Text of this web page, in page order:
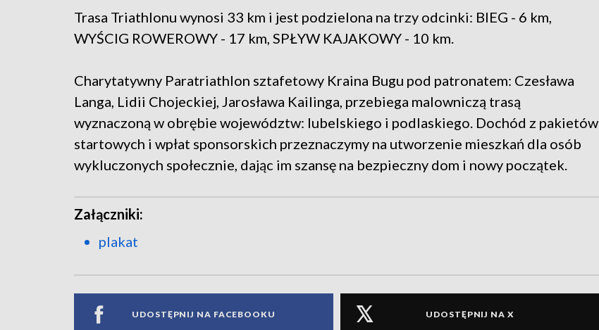
Trasa Triathlonu wynosi 33 km i jest podzielona na trzy odcinki: BIEG - 6 km,
WYŚCIG ROWEROWY - 17 km, SPŁYW KAJAKOWY - 10 km.
Charytatywny Paratriathlon sztafetowy Kraina Bugu pod patronatem: Czesława
Langa, Lidii Chojeckiej, Jarosława Kailinga, przebiega malowniczą trasą
wyznaczoną w obrębie województw: lubelskiego i podlaskiego. Dochód z pakietów
startowych i wpłat sponsorskich przeznaczymy na utworzenie mieszkań dla osób
wykluczonych społecznie, dając im szansę na bezpieczny dom i nowy początek.
Załączniki:
plakat
UDOSTĘPNIJ NA FACEBOOKU UDOSTĘPNIJ NA X